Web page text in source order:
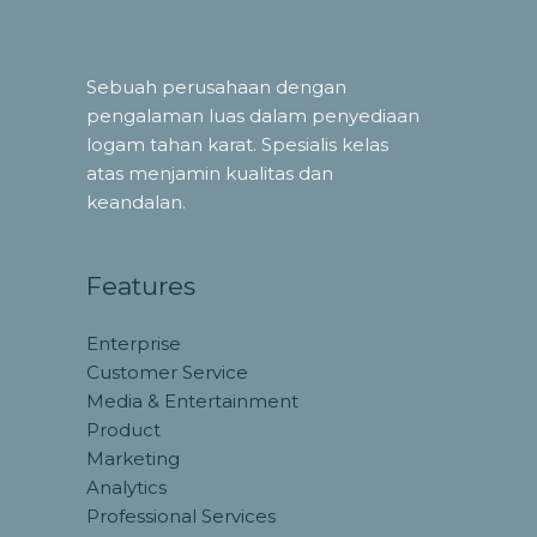
Sebuah perusahaan dengan
pengalaman luas dalam penyediaan
logam tahan karat. Spesialis kelas
atas menjamin kualitas dan
keandalan.
Features
Enterprise
Customer Service
Media & Entertainment
Product
Marketing
Analytics
Professional Services